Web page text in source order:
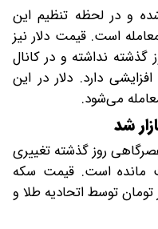
و در لحظه تنظیم این
در حال معامله است. قیمت دلار نیز
نداشته و در کانال
افزایشی دارد. دلار در این
شد
روز گذشته تغییری
مانده است. قیمت سکه
رقم ۱۸۴ میلیون و ۵۰۰ هزار تومان توسط اتحادیه طلا و